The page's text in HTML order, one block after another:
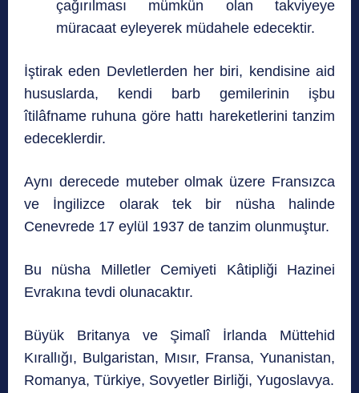
çağırılması mümkün olan takviyeye
müracaat eyleyerek müdahele edecektir.
İştirak eden Devletlerden her biri, kendisine aid
hususlarda, kendi barb gemilerinin işbu
îtilâfname ruhuna göre hattı hareketlerini tanzim
edeceklerdir.
Aynı derecede muteber olmak üzere Fransızca
ve İngilizce olarak tek bir nüsha halinde
Cenevrede 17 eylül 1937 de tanzim olunmuştur.
Bu nüsha Milletler Cemiyeti Kâtipliği Hazinei
Evrakına tevdi olunacaktır.
Büyük Britanya ve Şimalî İrlanda Müttehid
Kırallığı, Bulgaristan, Mısır, Fransa, Yunanistan,
Romanya, Türkiye, Sovyetler Birliği, Yugoslavya.